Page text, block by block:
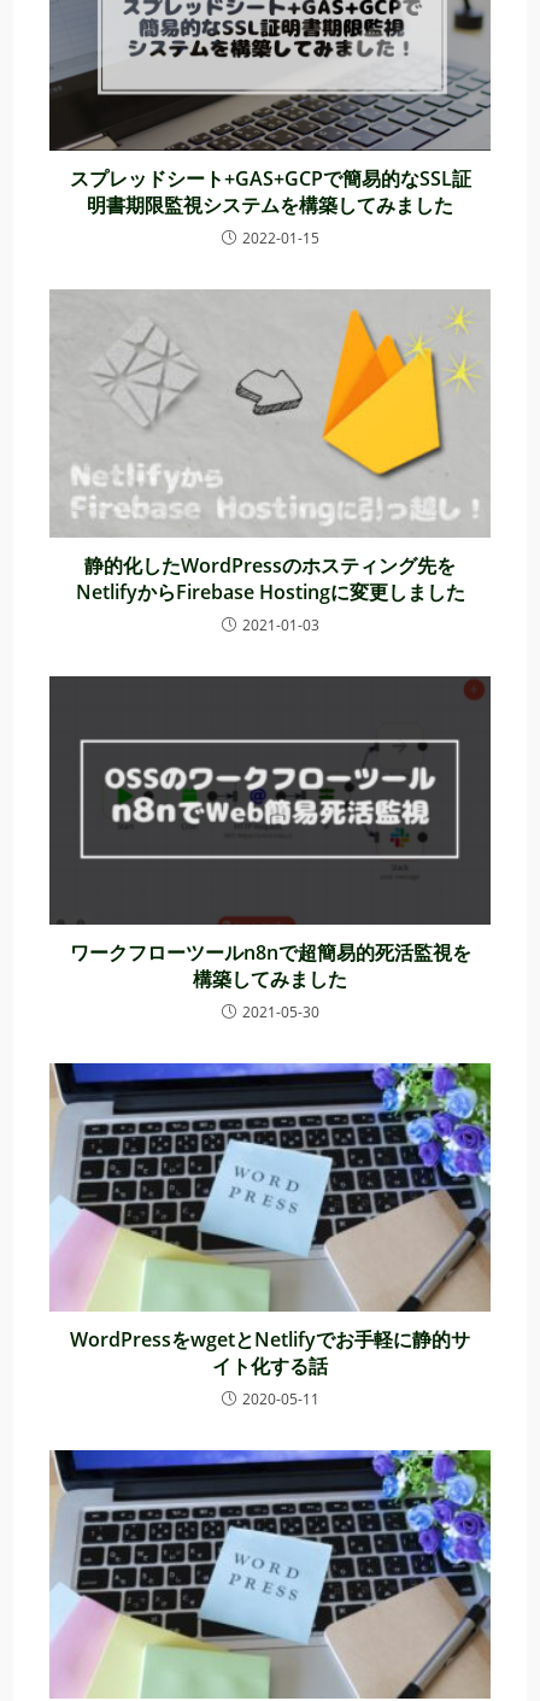
スプレッドシート+GAS+GCPで簡易的なSSL証
明書期限監視システムを構築してみました
2022-01-15
静的化したWordPressのホスティング先を
NetlifyからFirebase Hostingに変更しました
2021-01-03
ワークフローツールn8nで超簡易的死活監視を
構築してみました
2021-05-30
WordPressをwgetとNetlifyでお手軽に静的サ
イト化する話
2020-05-11